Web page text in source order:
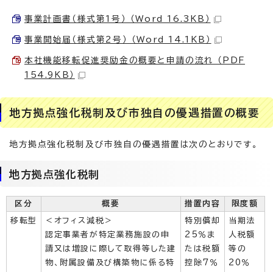
事業計画書（様式第1号） （Word 16.3KB）
事業開始届（様式第2号） （Word 14.1KB）
本社機能移転促進奨励金の概要と申請の流れ （PDF
154.9KB）
地方拠点強化税制及び市独自の優遇措置の概要
地方拠点強化税制及び市独自の優遇措置は次のとおりです。
地方拠点強化税制
区分 概要 措置内容 限度額
移転型
＜オフィス減税＞
認定事業者が特定業務施設の申
請又は増設に際して取得等した建
物、附属設備及び構築物に係る特
特別償却
25％ま
たは税額
控除7％
当期法
人税額
等の
20％